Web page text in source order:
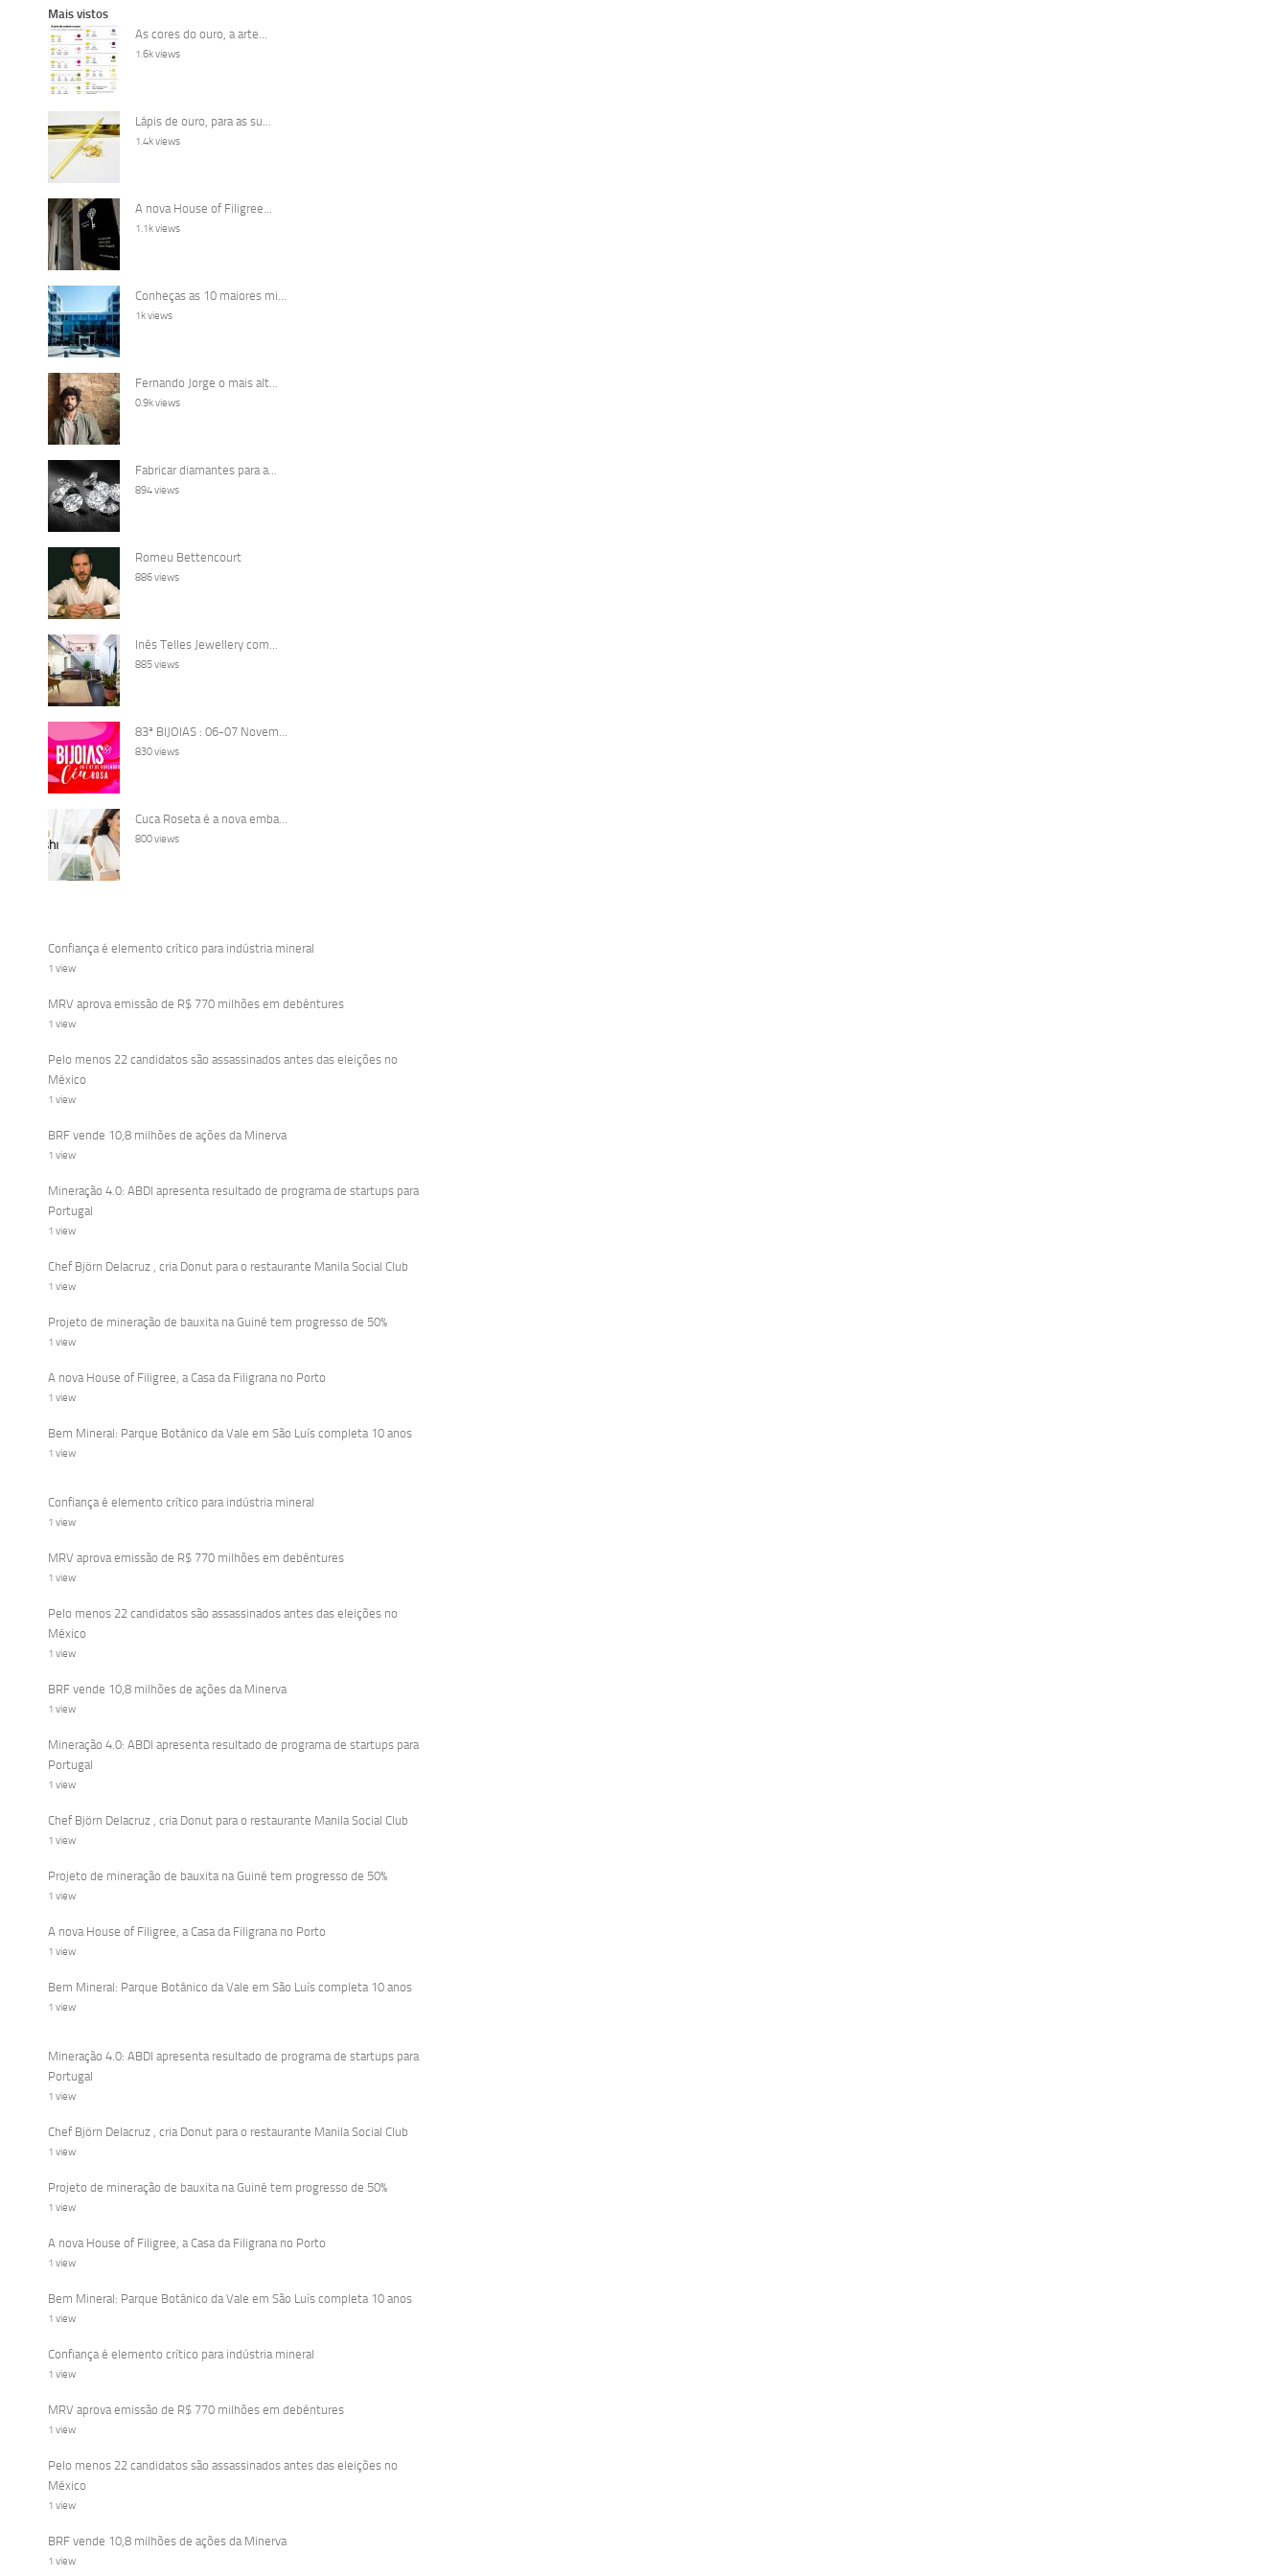
Mais vistos
As cores do ouro, a arte...
1.6k views
Lápis de ouro, para as su...
1.4k views
A nova House of Filigree...
1.1k views
Conheças as 10 maiores mi...
1k views
Fernando Jorge o mais alt...
0.9k views
Fabricar diamantes para a...
894 views
Romeu Bettencourt
886 views
Inês Telles Jewellery com...
885 views
83ª BIJOIAS : 06-07 Novem...
830 views
Cuca Roseta é a nova emba...
800 views
Confiança é elemento crítico para indústria mineral
1 view
MRV aprova emissão de R$ 770 milhões em debêntures
1 view
Pelo menos 22 candidatos são assassinados antes das eleições no
México
1 view
BRF vende 10,8 milhões de ações da Minerva
1 view
Mineração 4.0: ABDI apresenta resultado de programa de startups para
Portugal
1 view
Chef Björn Delacruz , cria Donut para o restaurante Manila Social Club
1 view
Projeto de mineração de bauxita na Guiné tem progresso de 50%
1 view
A nova House of Filigree, a Casa da Filigrana no Porto
1 view
Bem Mineral: Parque Botânico da Vale em São Luís completa 10 anos
1 view
Confiança é elemento crítico para indústria mineral
1 view
MRV aprova emissão de R$ 770 milhões em debêntures
1 view
Pelo menos 22 candidatos são assassinados antes das eleições no
México
1 view
BRF vende 10,8 milhões de ações da Minerva
1 view
Mineração 4.0: ABDI apresenta resultado de programa de startups para
Portugal
1 view
Chef Björn Delacruz , cria Donut para o restaurante Manila Social Club
1 view
Projeto de mineração de bauxita na Guiné tem progresso de 50%
1 view
A nova House of Filigree, a Casa da Filigrana no Porto
1 view
Bem Mineral: Parque Botânico da Vale em São Luís completa 10 anos
1 view
Mineração 4.0: ABDI apresenta resultado de programa de startups para
Portugal
1 view
Chef Björn Delacruz , cria Donut para o restaurante Manila Social Club
1 view
Projeto de mineração de bauxita na Guiné tem progresso de 50%
1 view
A nova House of Filigree, a Casa da Filigrana no Porto
1 view
Bem Mineral: Parque Botânico da Vale em São Luís completa 10 anos
1 view
Confiança é elemento crítico para indústria mineral
1 view
MRV aprova emissão de R$ 770 milhões em debêntures
1 view
Pelo menos 22 candidatos são assassinados antes das eleições no
México
1 view
BRF vende 10,8 milhões de ações da Minerva
1 view